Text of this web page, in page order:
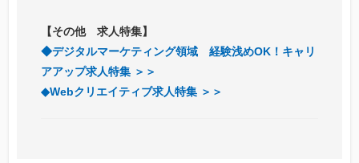
【その他 求人特集】
◆デジタルマーケティング領域 経験浅めOK！キャリ
アアップ求人特集 ＞＞
◆Webクリエイティブ求人特集 ＞＞